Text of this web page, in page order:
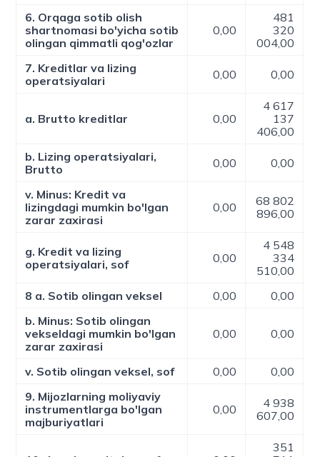
6. Orqaga sotib olish
shartnomasi bo'yicha sotib
olingan qimmatli qog'ozlar
0,00
481
320
004,00
7. Kreditlar va lizing
operatsiyalari
0,00 0,00
a. Brutto kreditlar 0,00
4 617
137
406,00
b. Lizing operatsiyalari,
Brutto
0,00 0,00
v. Minus: Kredit va
lizingdagi mumkin bo'lgan
zarar zaxirasi
0,00
68 802
896,00
g. Kredit va lizing
operatsiyalari, sof
0,00
4 548
334
510,00
8 a. Sotib olingan veksel
0,00
0,00
b. Minus: Sotib olingan
vekseldagi mumkin bo'lgan
zarar zaxirasi
0,00 0,00
v. Sotib olingan veksel, sof 0,00
0,00
9. Mijozlarning moliyaviy
instrumentlarga bo'lgan
majburiyatlari
0,00
4 938
607,00
351